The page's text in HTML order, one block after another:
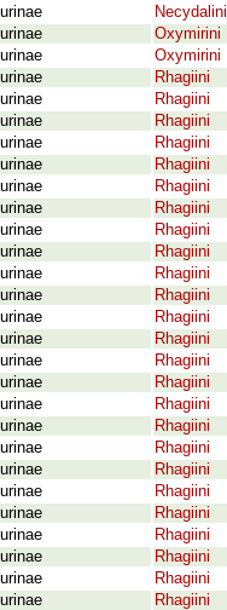
Necydalini
Oxymirini
Oxymirini
Rhagiini
Rhagiini
Rhagiini
Rhagiini
Rhagiini
Rhagiini
Rhagiini
Rhagiini
Rhagiini
Rhagiini
Rhagiini
Rhagiini
Rhagiini
Rhagiini
Rhagiini
Rhagiini
Rhagiini
Rhagiini
Rhagiini
Rhagiini
Rhagiini
Rhagiini
Rhagiini
Rhagiini
Rhagiini